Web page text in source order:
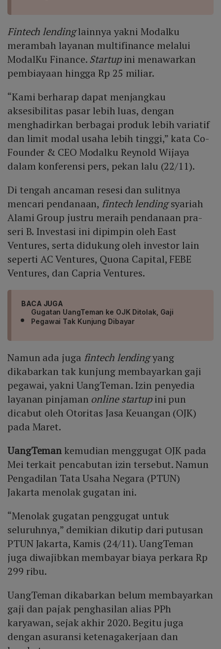
Fintech lendinglainnya yakni Modalku
merambah layanan multifinance melalui
ModalKu Finance.Startupini menawarkan
pembiayaan hingga Rp 25 miliar.
“Kami berharap dapat menjangkau
aksesibilitas pasar lebih luas, dengan
menghadirkan berbagai produk lebih variatif
dan limit modal usaha lebih tinggi,” kata Co-
Founder & CEO Modalku Reynold Wijaya
dalam konferensi pers, pekan lalu (22/11).
Di tengah ancaman resesi dan sulitnya
mencari pendanaan, fintech lendingsyariah
Alami Group justru meraih pendanaan pra-
seri B. Investasi ini dipimpin oleh East
Ventures, serta didukung oleh investor lain
seperti AC Ventures, Quona Capital, FEBE
Ventures, dan Capria Ventures.
BACA JUGA
Gugatan UangTeman ke OJK Ditolak, Gaji
Pegawai Tak Kunjung Dibayar
Namun ada juga fintech lendingyang
dikabarkan tak kunjung membayarkan gaji
pegawai, yakni UangTeman. Izin penyedia
layanan pinjaman online startupini pun
dicabut oleh Otoritas Jasa Keuangan (OJK)
pada Maret.
UangTemankemudian menggugat OJK pada
Mei terkait pencabutan izin tersebut. Namun
Pengadilan Tata Usaha Negara (PTUN)
Jakarta menolak gugatan ini.
“Menolak gugatan penggugat untuk
seluruhnya,” demikian dikutip dari putusan
PTUN Jakarta, Kamis (24/11). UangTeman
juga diwajibkan membayar biaya perkara Rp
299 ribu.
UangTeman dikabarkan belum membayarkan
gaji dan pajak penghasilan alias PPh
karyawan, sejak akhir 2020. Begitu juga
dengan asuransi ketenagakerjaan dan